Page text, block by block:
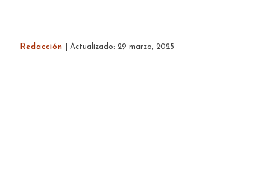
Redacción | Actualizado: 29 marzo, 2025